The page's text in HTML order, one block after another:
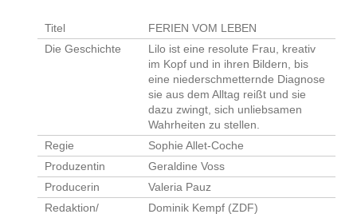
Titel
FERIEN VOM LEBEN
Die Geschichte
Lilo ist eine resolute Frau, kreativ
im Kopf und in ihren Bildern, bis
eine niederschmetternde Diagnose
sie aus dem Alltag reißt und sie
dazu zwingt, sich unliebsamen
Wahrheiten zu stellen.
Regie
Sophie Allet-Coche
Produzentin
Geraldine Voss
Producerin
Valeria Pauz
Redaktion/
Dominik Kempf (ZDF)